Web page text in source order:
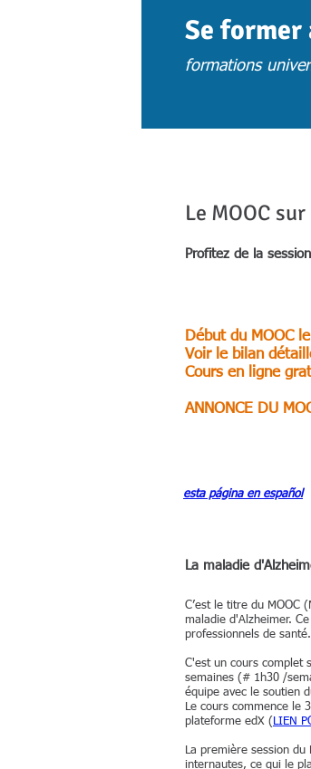
Se
formations
Le MOOC
Profitez de la
Début du MOOC
Voir le bilan
Cours en ligne
ANNONCE DU
esta página en español
La maladie
C’est le titre du MOOC
maladie d'Alzheimer.
professionnels de
C'est un cours complet
semaines (# 1h30 /
équipe avec le soutien
Le cours commence le
plateforme edX ( LIEN
La première session
internautes, ce qui le